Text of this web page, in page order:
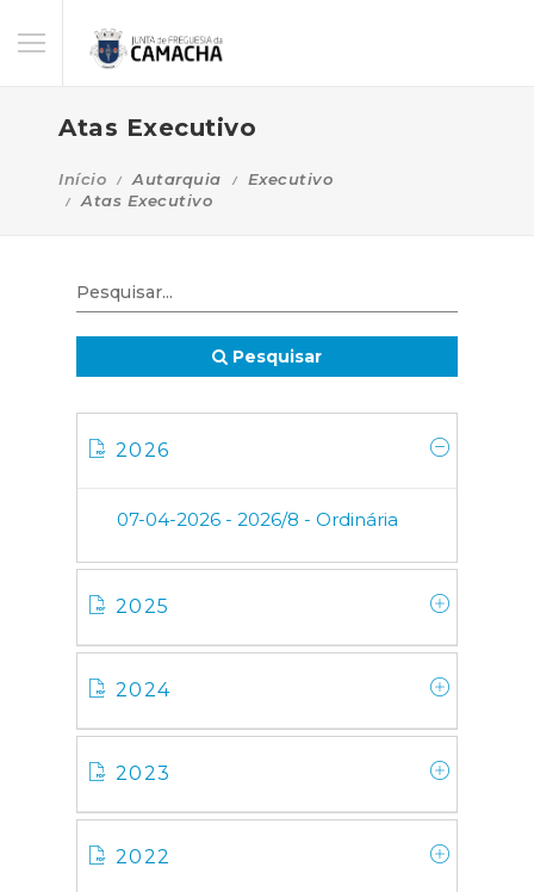
Atas Executivo
Início Autarquia
Executivo
Atas Executivo
Pesquisar
2026
07-04-2026 - 2026/8 - Ordinária
2025
2024
2023
2022